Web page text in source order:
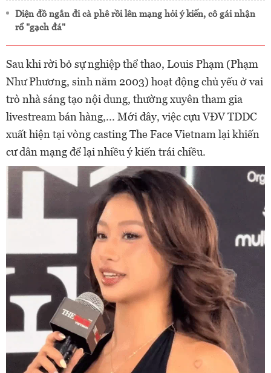
Diện đồ ngắn đi cà phê rồi lên mạng hỏi ý kiến, cô gái nhận
rổ "gạch đá"
Sau khi rời bỏ sự nghiệp thể thao, Louis Phạm (Phạm
Như Phương, sinh năm 2003) hoạt động chủ yếu ở vai
trò nhà sáng tạo nội dung, thường xuyên tham gia
livestream bán hàng,... Mới đây, việc cựu VĐV TDDC
xuất hiện tại vòng casting The Face Vietnam lại khiến
cư dân mạng để lại nhiều ý kiến trái chiều.